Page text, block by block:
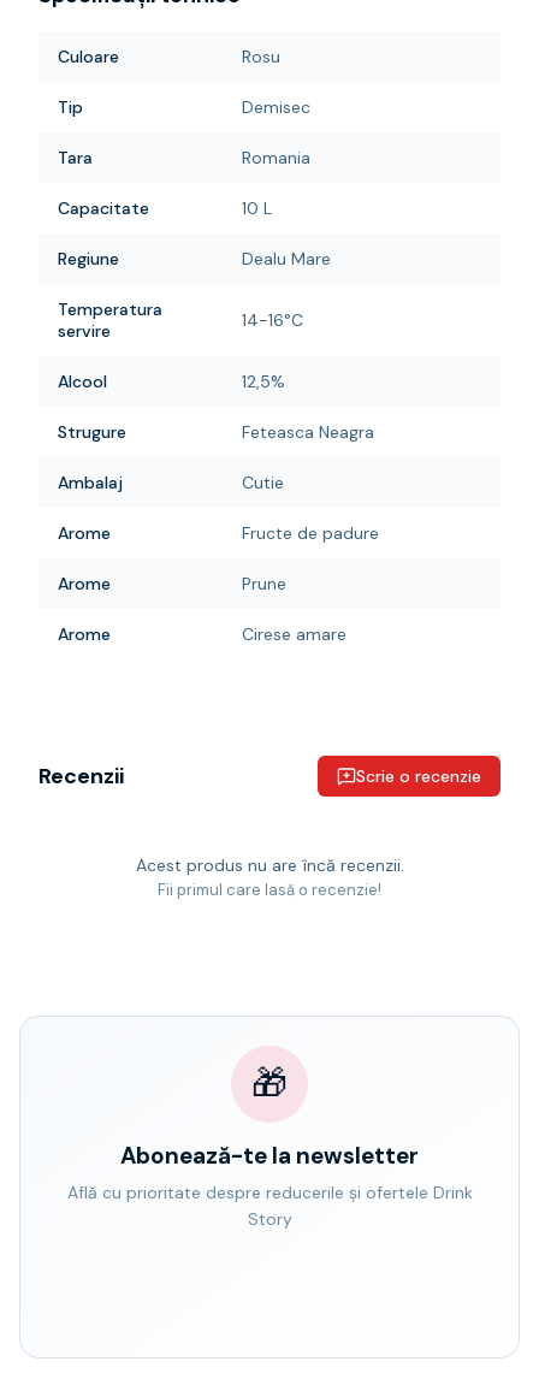
Culoare Rosu
Tip Demisec
Tara Romania
Capacitate 10 L
Regiune Dealu Mare
Temperatura
servire
14-16°C
Alcool 12,5%
Strugure Feteasca Neagra
Ambalaj Cutie
Arome Fructe de padure
Arome Prune
Arome Cirese amare
Recenzii Scrie o recenzie
Acest produs nu are încă recenzii.
Fii primul care lasă o recenzie!
🎁
Abonează-te la newsletter
Află cu prioritate despre reducerile și ofertele Drink
Story